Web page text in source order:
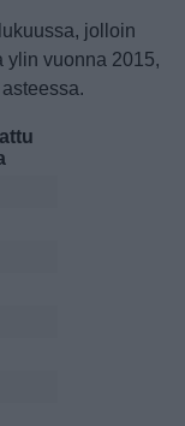
jolloin
ylin vuonna 2015,